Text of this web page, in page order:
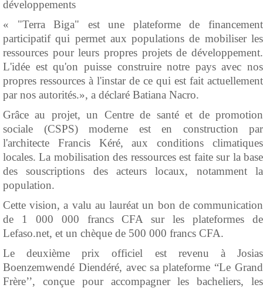
développements
« "Terra Biga" est une plateforme de financement
participatif qui permet aux populations de mobiliser les
ressources pour leurs propres projets de développement.
L'idée est qu'on puisse construire notre pays avec nos
propres ressources à l'instar de ce qui est fait actuellement
par nos autorités.», a déclaré Batiana Nacro.
Grâce au projet, un Centre de santé et de promotion
sociale (CSPS) moderne est en construction par
l'architecte Francis Kéré, aux conditions climatiques
locales. La mobilisation des ressources est faite sur la base
des souscriptions des acteurs locaux, notamment la
population.
Cette vision, a valu au lauréat un bon de communication
de 1 000 000 francs CFA sur les plateformes de
Lefaso.net, et un chèque de 500 000 francs CFA.
Le deuxième prix officiel est revenu à Josias
Boenzemwendé Diendéré, avec sa plateforme “Le Grand
Frère’’, conçue pour accompagner les bacheliers, les